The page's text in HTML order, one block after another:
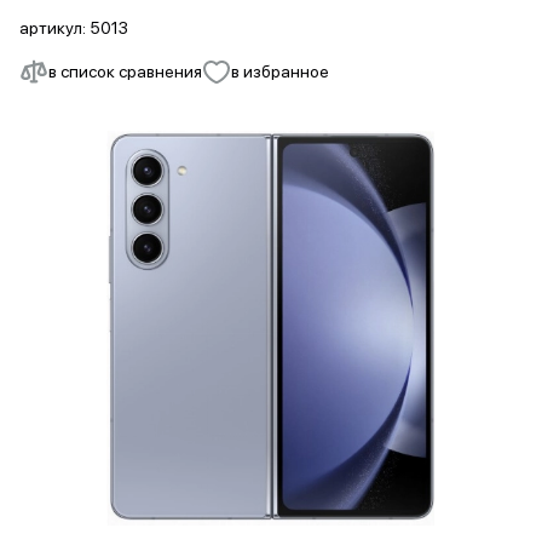
в список сравнения в избранное
артикул: 5013